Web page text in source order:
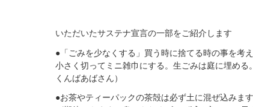
いただいたサステナ宣言の一部をご紹介します
●「ごみを少なくする」買う時に捨てる時の事を考
小さく切ってミニ雑巾にする。生ごみは庭に埋め
くんばあばさん）
●お茶やティーパックの茶殻は必ず土に混ぜ込みま